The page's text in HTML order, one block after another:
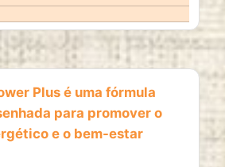
Plus é uma fórmula
para promover o
e o bem-estar
recolhem informação de
dados ajudam-nos a
os visitantes utilizam o nosso